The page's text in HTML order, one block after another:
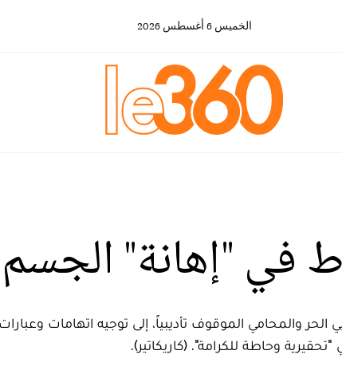
الخميس 6 أغسطس 2026
في "إهانة"
والمحامي الموقوف تأديبياً، إلى توجيه اتهامات
وحاطة للكرامة". (كاريكاتير).